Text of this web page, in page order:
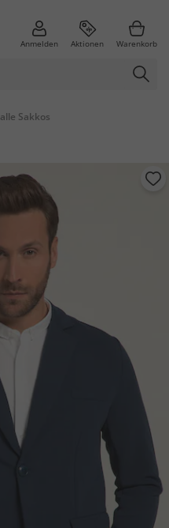
Anmelden Aktionen Warenkorb
alle Sakkos